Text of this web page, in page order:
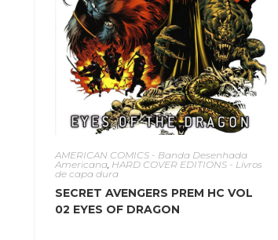
AMERICAN COMICS - Banda Desenhada
Americana HARD COVER EDITIONS - Livros
de capa dura
SECRET AVENGERS PREM HC VOL
02 EYES OF DRAGON